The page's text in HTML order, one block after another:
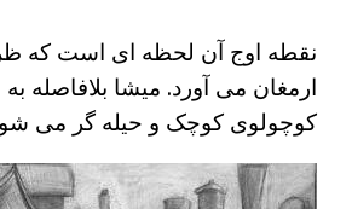
نقطه اوج آن لحظه ای است که
ارمغان می آورد. میشا بلافاصله
کوچولوی کوچک و حیله گر می